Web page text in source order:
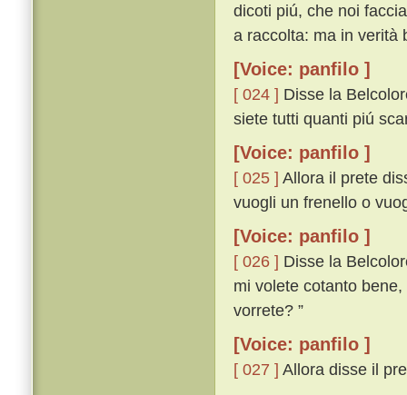
dicoti piú, che noi
a raccolta: ma in verità
[Voice: panfilo ]
[ 024 ] Disse la
siete tutti quanti piú
[Voice: panfilo ]
[ 025 ] Allora il prete
vuogli un frenello o
[Voice: panfilo ]
[ 026 ] Disse la
mi volete cotanto
vorrete? ”
[Voice: panfilo ]
[ 027 ] Allora disse il